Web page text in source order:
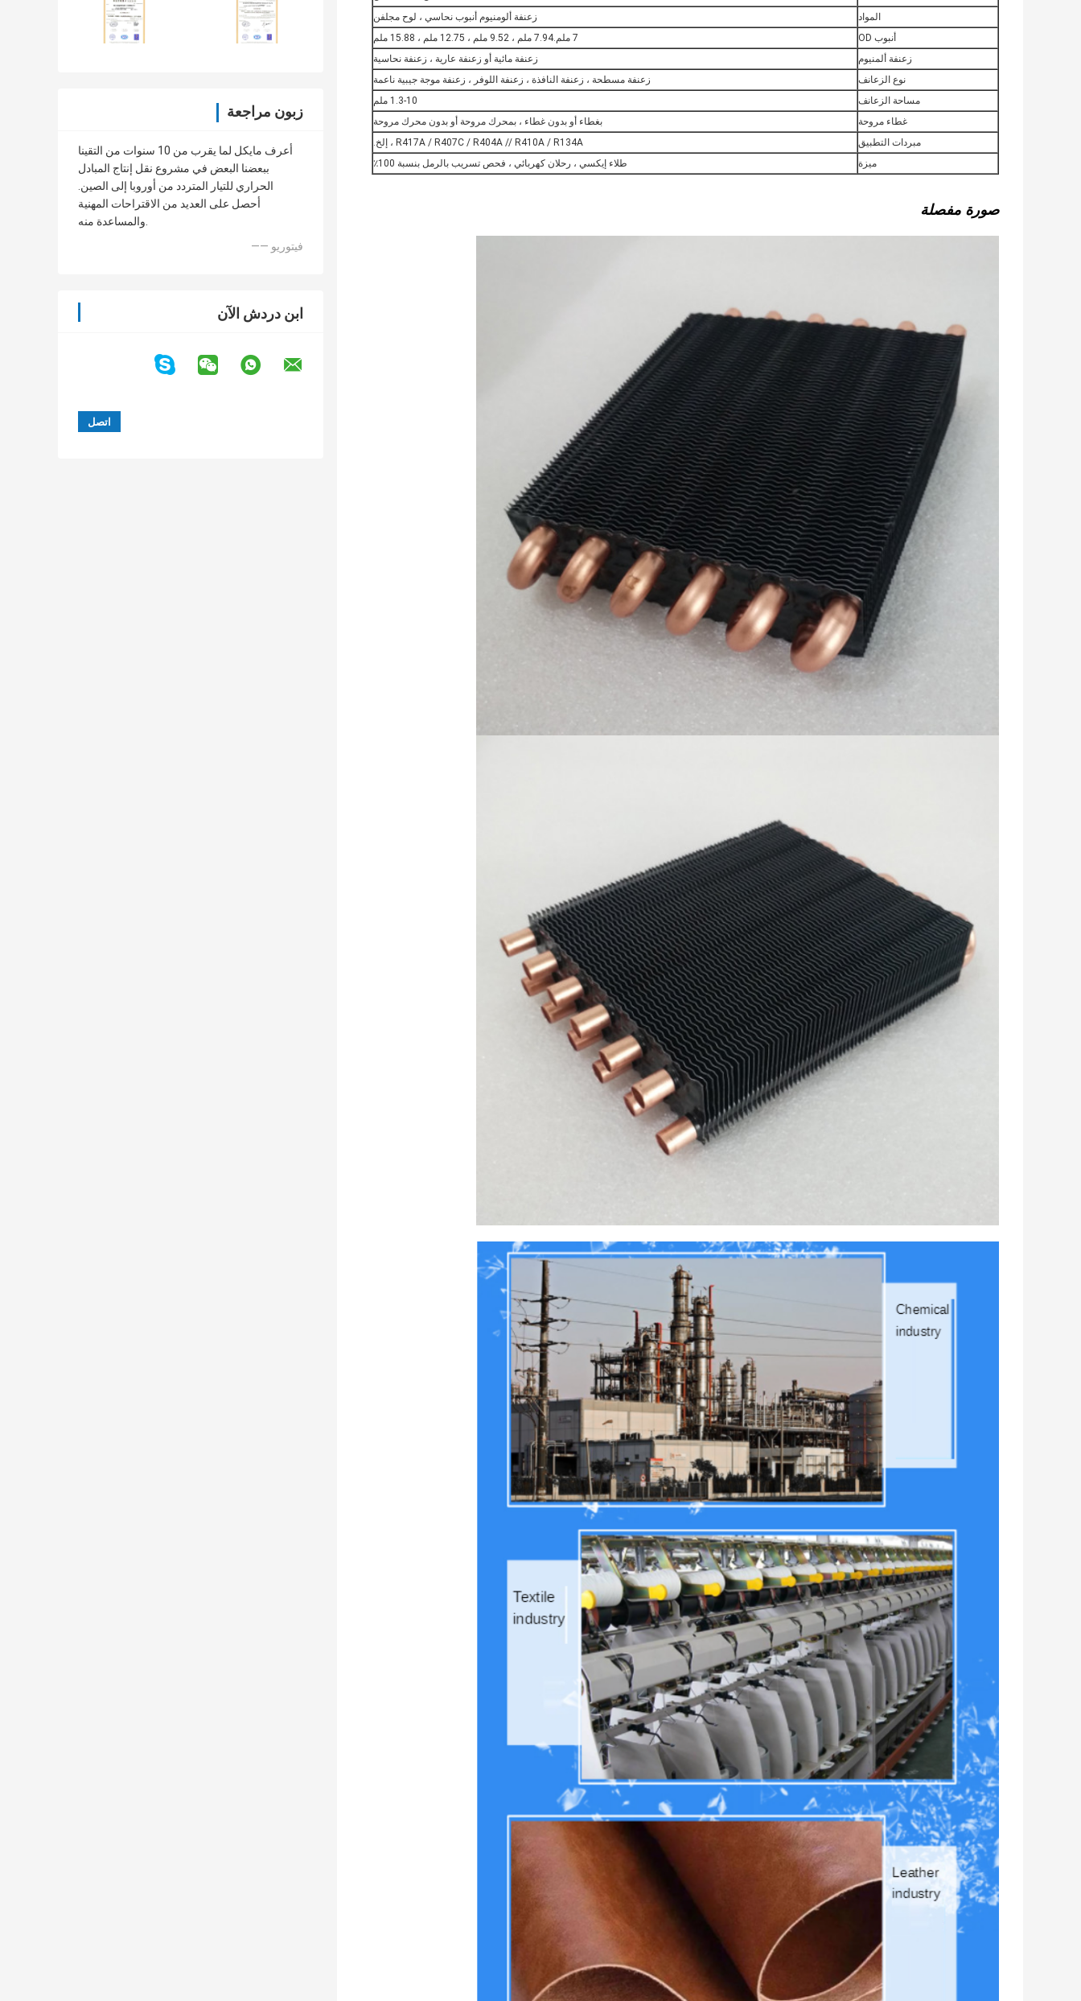
زبون مراجعة
أعرف مايكل لما يقرب من 10 سنوات من التقينا
ببعضنا البعض في مشروع نقل إنتاج المبادل
الحراري للتيار المتردد من أوروبا إلى الصين.
أحصل على العديد من الاقتراحات المهنية
والمساعدة منه.
—— فيتوريو
ابن دردش الآن
المواد
زعنفة ألومنيوم أنبوب نحاسي ، لوح مجلفن
أنبوب OD
7 ملم.7.94 ملم ، 9.52 ملم ، 12.75 ملم ، 15.88 ملم
زعنفة ألمنيوم
زعنفة مائية أو زعنفة عارية ، زعنفة نحاسية
نوع الزعانف
زعنفة مسطحة ، زعنفة النافذة ، زعنفة اللوفر ، زعنفة موجة جيبية ناعمة
مساحة الزعانف
1.3-10 ملم
غطاء مروحة
بغطاء أو بدون غطاء ، بمحرك مروحة أو بدون محرك مروحة
مبردات التطبيق
R417A / R407C / R404A // R410A / R134A ، إلخ.
ميزة
طلاء إيكسي ، رحلان كهربائي ، فحص تسريب بالرمل بنسبة 100٪
صورة مفصلة